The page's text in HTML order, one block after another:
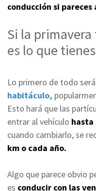
conducción si pareces
Si la
es lo que
Lo primero de todo
habitáculo,
Esto hará que las
entrar al vehículo hasta
cuando cambiarlo, se
km o cada año.
Algo que parece obvio
es conducir con las